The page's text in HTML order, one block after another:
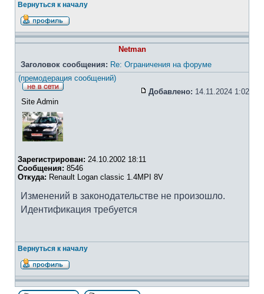
Вернуться к началу
Netman
Заголовок сообщения: Re: Ограничения на форуме
(премодерация сообщений)
Добавлено: 14.11.2024 1:02
Site Admin
Зарегистрирован: 24.10.2002 18:11
Сообщения: 8546
Откуда: Renault Logan classic 1.4MPI 8V
Изменений в законодательстве не произошло.
Идентификация требуется
Вернуться к началу